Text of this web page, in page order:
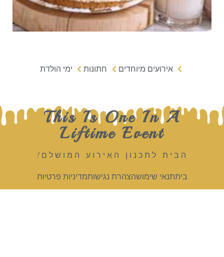
אירועים מיוחדים חתונות ימי הולדת
This Is One In A
Liftime Event
הבית לתכנון האירוע המושלם!
תנאי שימושהצהרת נגישותמדיניות פרטיות